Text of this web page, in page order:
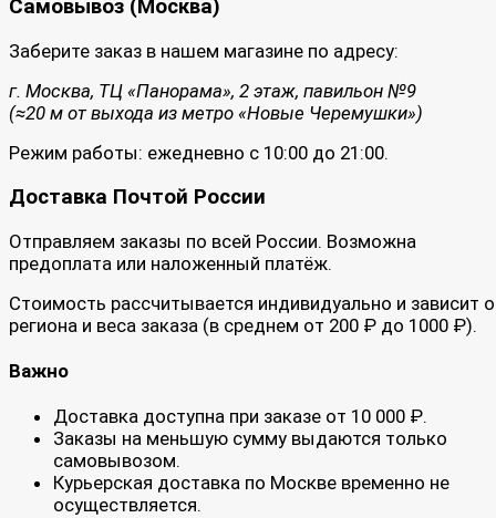
Самовывоз (Москва)
Заберите заказ в нашем магазине по адресу:
г. Москва, ТЦ «Панорама», 2 этаж, павильон №9
(≈20 м от выхода из метро «Новые Черемушки»)
Режим работы: ежедневно с 10:00 до 21:00.
Доставка Почтой России
Отправляем заказы по всей России. Возможна
предоплата или наложенный платёж.
Стоимость рассчитывается индивидуально и зависит
региона и веса заказа (в среднем от 200 ₽ до 1000 ₽).
Важно
Доставка доступна при заказе от 10 000 ₽.
Заказы на меньшую сумму выдаются только
самовывозом.
Курьерская доставка по Москве временно не
осуществляется.